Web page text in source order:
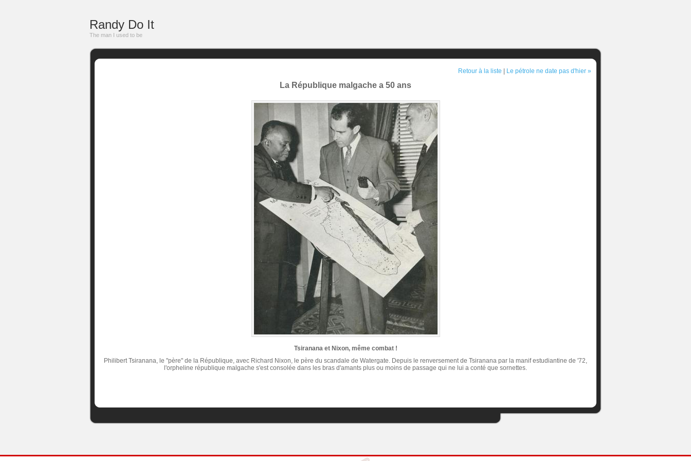
Randy Do It
The man I used to be
Retour à la liste Le pétrole ne date pas d'hier »
La République malgache a 50 ans
Tsiranana et Nixon, même combat !
Philibert Tsiranana, le "père" de la République, avec Richard Nixon, le père du scandale de Watergate. Depuis le renversement de Tsiranana par la manif estudiantine de '72,
l'orpheline république malgache s'est consolée dans les bras d'amants plus ou moins de passage qui ne lui a conté que sornettes.